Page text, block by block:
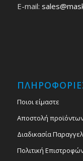
E-mail:
Ποιοι είμαστε
Αποστολή
Διαδικασία
Πολιτική